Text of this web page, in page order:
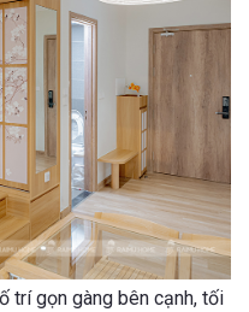
trí gọn gàng bên cạnh, tối